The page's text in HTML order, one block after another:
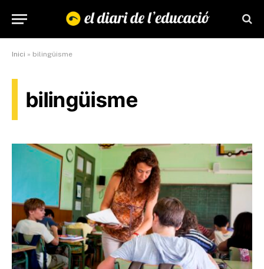
Inici » bilingüisme
bilingüisme